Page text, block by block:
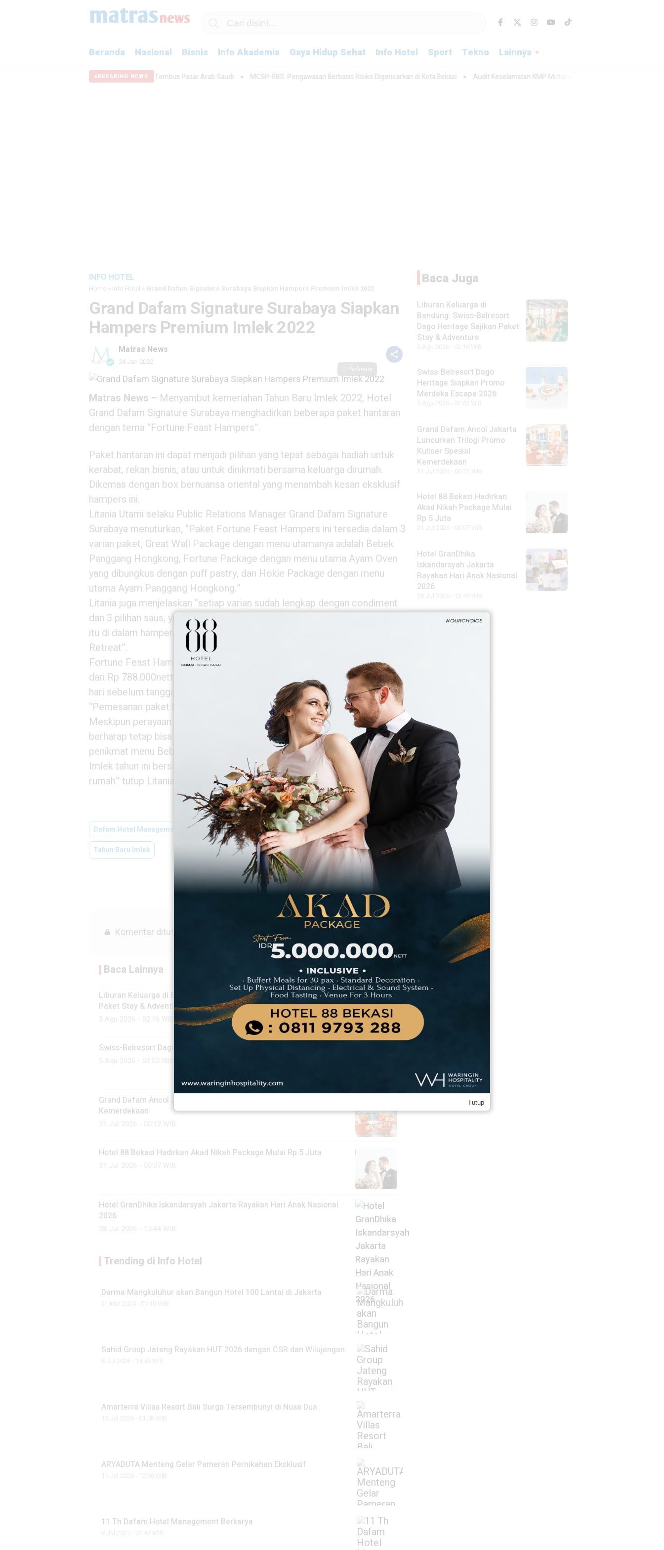
Beranda Nasional Bisnis Info Akademia Gaya Hidup Sehat Info Hotel Sport Tekno Lainnya
BREAKING NEWS
Produk Camilan Indonesia Tembus Pasar Arab Saudi MCSP-RBS: Pengawasan Berbasis Risiko Digencarkan di Kota Bekasi Audit Keselamatan KMP Mutiara Sentosa II Segera Digelar
INFO HOTEL
Home » Info Hotel » Grand Dafam Signature Surabaya Siapkan Hampers Premium Imlek 2022
Grand Dafam Signature Surabaya Siapkan
Hampers Premium Imlek 2022
Matras News
24 Jan 2022
Perbesar
Matras News – Menyambut kemeriahan Tahun Baru Imlek 2022, Hotel
Grand Dafam Signature Surabaya menghadirkan beberapa paket hantaran
dengan tema “Fortune Feast Hampers”.
Paket hantaran ini dapat menjadi pilihan yang tepat sebagai hadiah untuk
kerabat, rekan bisnis, atau untuk dinikmati bersama keluarga dirumah.
Dikemas dengan box bernuansa oriental yang menambah kesan eksklusif
hampers ini.
Litania Utami selaku Public Relations Manager Grand Dafam Signature
Surabaya menuturkan, “Paket Fortune Feast Hampers ini tersedia dalam 3
varian paket, Great Wall Package dengan menu utamanya adalah Bebek
Panggang Hongkong, Fortune Package dengan menu utama Ayam Oven
yang dibungkus dengan puff pastry, dan Hokie Package dengan menu
utama Ayam Panggang Hongkong.”
Litania juga menjelaskan “setiap varian sudah lengkap dengan condiment
dan 3 pilihan saus, yakni saus plum, saus hoisin, dan sambal bawang. Selain
itu di dalam hampers ini sudah termasuk 1 botol wine Penfolds Rawsons
Retreat”.
Fortune Feast Hampers ini memiliki harga yang cukup terjangkau mulai
dari Rp 788.000nett/box, dan dapat dipesan secara pre-order maksimal 2
hari sebelum tanggal pengiriman.
“Pemesanan paket hampers ini berlaku sampai dengan 01 Februari 2022.
Meskipun perayaan Tahun Baru Imlek saat ini masih di era pandemi, kami
berharap tetap bisa mengakomodir permintaan para tamu khususnya
penikmat menu Bebek ala Hongkongagar tetap bisa merayakan momen
Imlek tahun ini bersama keluarga tercinta tanpa harus pergi keluar
rumah” tutup Litania.
Dafam Hotel Management Grand Dafam Signature Surabaya
Hampers
Tahun Baru Imlek
Komentar ditutup.
Baca Lainnya
Liburan Keluarga di Bandung: Swiss-Belresort Dago Heritage Sajikan
Paket Stay & Adventure
5 Agu 2026 - 02:16 WIB
Swiss-Belresort Dago Heritage Siapkan Promo Merdeka Escape 2026
Grand Dafam Ancol Jakarta Luncurkan Trilogi Promo Kuliner Spesial
Kemerdekaan
Hotel 88 Bekasi Hadirkan Akad Nikah Package Mulai Rp 5 Juta
Hotel GranDhika Iskandarsyah Jakarta Rayakan Hari Anak Nasional
2026
Trending di Info Hotel
Darma Mangkuluhur akan Bangun Hotel 100 Lantai di Jakarta
Sahid Group Jateng Rayakan HUT 2026 dengan CSR dan Wilujengan
Amarterra Villas Resort Bali Surga Tersembunyi di Nusa Dua
ARYADUTA Menteng Gelar Pameran Pernikahan Eksklusif
11 Th Dafam Hotel Management Berkarya
Baca Juga
Liburan Keluarga di
Bandung: Swiss-Belresort
Dago Heritage Sajikan Paket
Stay & Adventure
Swiss-Belresort Dago
Heritage Siapkan Promo
Merdeka Escape 2026
Grand Dafam Ancol Jakarta
Luncurkan Trilogi Promo
Kuliner Spesial
Kemerdekaan
Hotel 88 Bekasi Hadirkan
Akad Nikah Package Mulai
Rp 5 Juta
Hotel GranDhika
Iskandarsyah Jakarta
Rayakan Hari Anak Nasional
2026
Tutup